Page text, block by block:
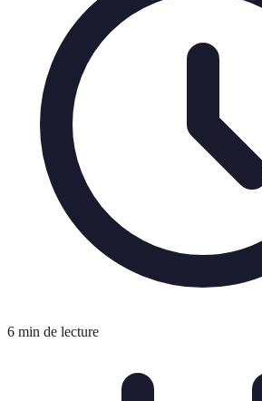
6 min de lecture